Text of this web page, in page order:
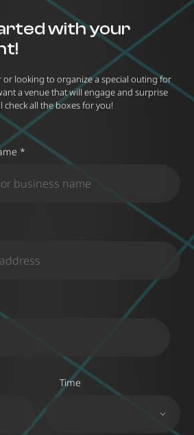
with your
or looking to organize a special outing for
a venue that will engage and surprise
check all the boxes for you!
*
Time